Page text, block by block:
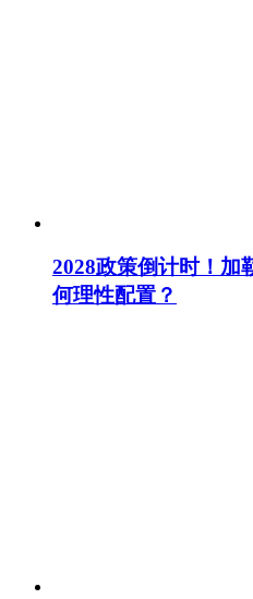
2028政策倒计时！加
何理性配置？